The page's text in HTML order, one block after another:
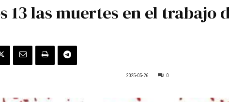
13 las muertes en el trabajo
2025-05-26 0